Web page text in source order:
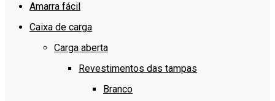
Amarra fácil
Caixa de carga
Carga aberta
Revestimentos das tampas
Branco